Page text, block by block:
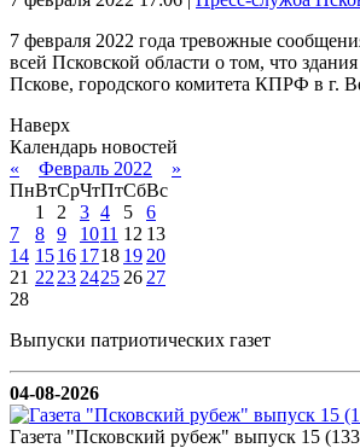
7 февраля 2022 года тревожные
всей Псковской области о том, что
Пскове, городского комитета КПРФ в г.
Наверх
Календарь новостей
«
Февраль 2022
»
ПнВтСрЧтПтСбВс
1
2 3 4 5
6
7
8 9 1011 12 13
14 1516 1718 19 20
21 22 23 2425 26 27
28
Выпуски патриотических газет
04-08-2026
Газета "Псковский рубеж" выпуск 15